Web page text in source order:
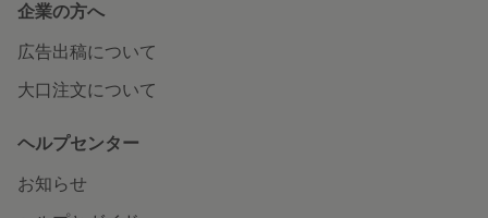
企業の方へ
広告出稿について
大口注文について
ヘルプセンター
お知らせ